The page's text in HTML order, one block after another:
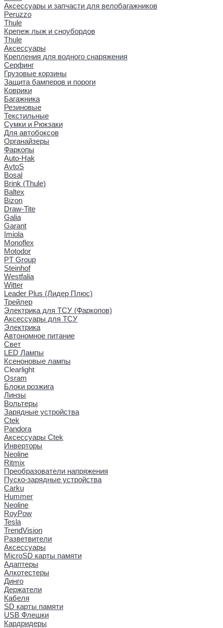
Аксессуары и запчасти для велобагажников
Peruzzo
Thule
Крепеж лыж и сноубордов
Thule
Аксессуары
Крепления для водного снаряжения
Серфинг
Грузовые корзины
Защита бамперов и пороги
Коврики
Багажника
Резиновые
Текстильные
Сумки и Рюкзаки
Для автобоксов
Органайзеры
Фаркопы
Auto-Hak
AvtoS
Bosal
Brink (Thule)
Baltex
Bizon
Draw-Tite
Galia
Garant
Imiola
Monoflex
Motodor
PT Group
Steinhof
Westfalia
Witter
Leader Plus (Лидер Плюс)
Трейлер
Электрика для ТСУ (Фаркопов)
Аксессуары для ТСУ
Электрика
Автономное питание
Свет
LED Лампы
Ксеноновые лампы
Clearlight
Osram
Блоки розжига
Линзы
Вольтеры
Зарядные устройства
Ctek
Pandora
Аксессуары Ctek
Инверторы
Neoline
Ritmix
Преобразователи напряжения
Пуско-зарядные устройства
Carku
Hummer
Neoline
RoyPow
Tesla
TrendVision
Разветвители
Аксессуары
MicroSD карты памяти
Адаптеры
Алкотестеры
Динго
Держатели
Кабеля
SD карты памяти
USB Флешки
Кардридеры